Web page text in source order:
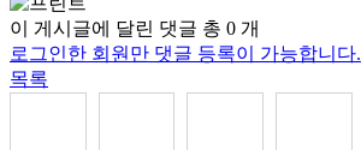
이 게시글에 달린 댓글 총 0 개
로그인한 회원만 댓글 등록이 가능합니다.
목록